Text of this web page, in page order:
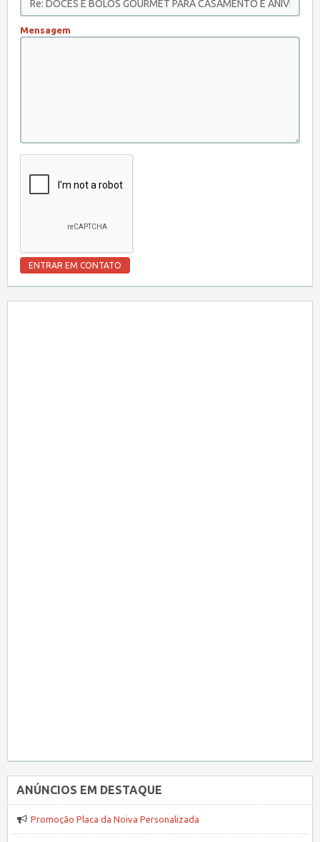
Mensagem
ANÚNCIOS EM DESTAQUE
Promoção Placa da Noiva Personalizada